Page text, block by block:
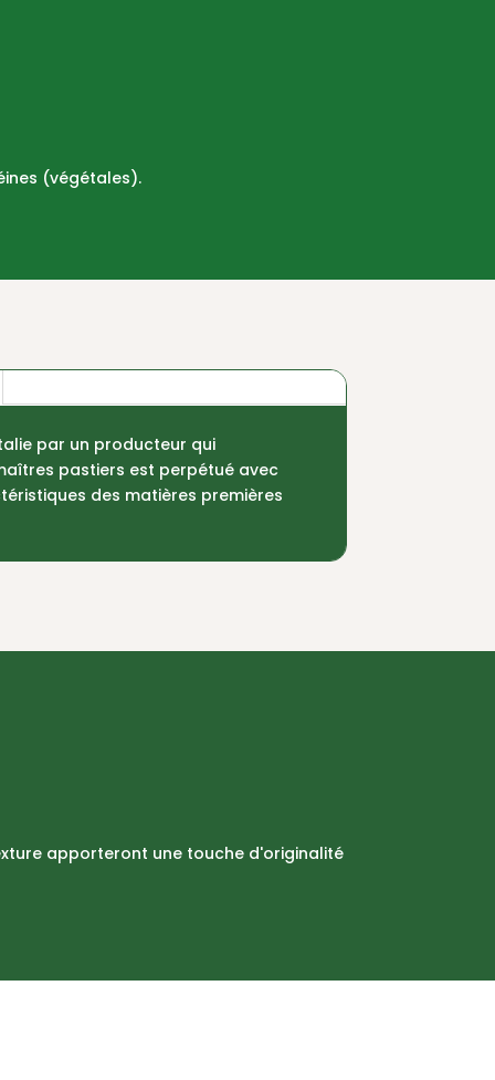
(végétales).
par un producteur qui
pastiers est perpétué avec
des matières premières
apporteront une touche d'originalité